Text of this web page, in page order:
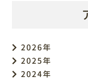
2026年
2025年
2024年